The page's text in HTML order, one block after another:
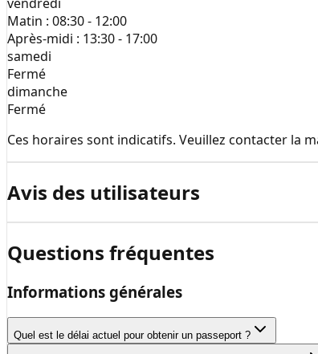
Matin : 08:30 - 12:00
Après-midi : 13:30 - 17:00
samedi
Fermé
dimanche
Fermé
Ces horaires sont indicatifs. Veuillez contacter la
Avis des utilisateurs
Questions fréquentes
Informations générales
Quel est le délai actuel pour obtenir un passeport ?